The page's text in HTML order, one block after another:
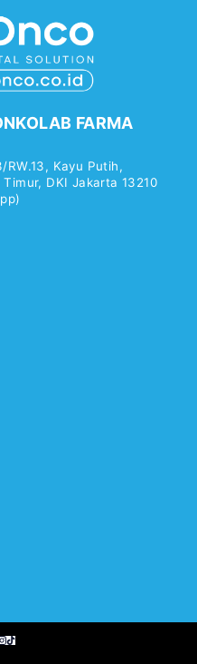
FARMA
Kayu Putih,
DKI Jakarta 13210